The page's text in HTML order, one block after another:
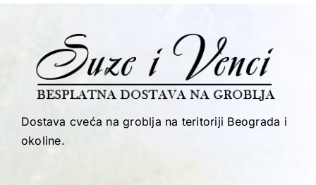
Dostava cveća na groblja na teritoriji Beograda i
okoline.